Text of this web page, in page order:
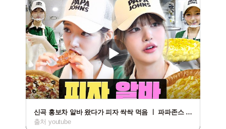
신곡 홍보차 알바 왔다가 피자 싹싹 먹음 ㅣ 파파존스 피자 알바ㅣ워크돌ㅣ아이브 리즈, 키키 지유
출처 youtube